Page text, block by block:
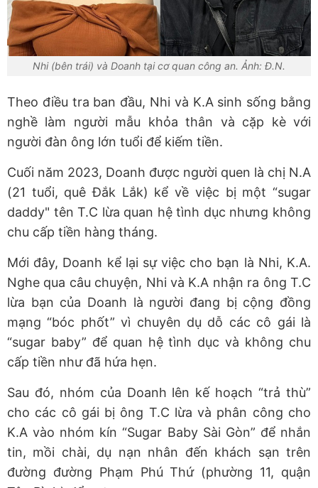
Nhi (bên trái) và Doanh tại cơ quan công an. Ảnh: Đ.N.
Theo điều tra ban đầu, Nhi và K.A sinh sống bằng
nghề làm người mẫu khỏa thân và cặp kè với
người đàn ông lớn tuổi để kiếm tiền.
Cuối năm 2023, Doanh được người quen là chị N.A
(21 tuổi, quê Đắk Lắk) kể về việc bị một “sugar
daddy" tên T.C lừa quan hệ tình dục nhưng không
chu cấp tiền hàng tháng.
Mới đây, Doanh kể lại sự việc cho bạn là Nhi, K.A.
Nghe qua câu chuyện, Nhi và K.A nhận ra ông T.C
lừa bạn của Doanh là người đang bị cộng đồng
mạng “bóc phốt” vì chuyên dụ dỗ các cô gái là
“sugar baby” để quan hệ tình dục và không chu
cấp tiền như đã hứa hẹn.
Sau đó, nhóm của Doanh lên kế hoạch “trả thù”
cho các cô gái bị ông T.C lừa và phân công cho
K.A vào nhóm kín “Sugar Baby Sài Gòn” để nhắn
tin, mồi chài, dụ nạn nhân đến khách sạn trên
đường đường Phạm Phú Thứ (phường 11, quận